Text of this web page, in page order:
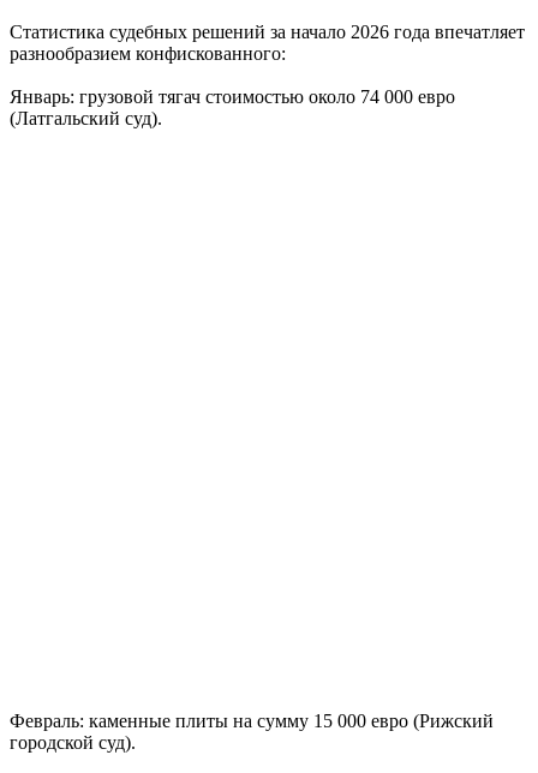
Статистика судебных решений за начало 2026 года впечатляет
разнообразием конфискованного:
Январь: грузовой тягач стоимостью около 74 000 евро
(Латгальский суд).
Февраль: каменные плиты на сумму 15 000 евро (Рижский
городской суд).